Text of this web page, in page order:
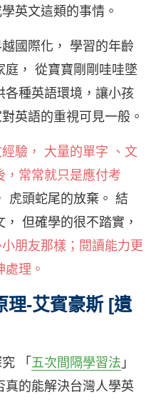
英文這類的事情。
國際化， 學習的年齡
庭， 從寶寶剛剛哇哇墜
各種英語環境，讓小孩
英語的重視可見一般。
驗， 大量的單字 、文
常常就只是應付考
虎頭蛇尾的放棄。 結
但確學的很不踏實，
朋友那樣；閱讀能力更
理。
理-艾賓豪斯 [遺
「 五次間隔學習法 」
真的能解決台灣人學英